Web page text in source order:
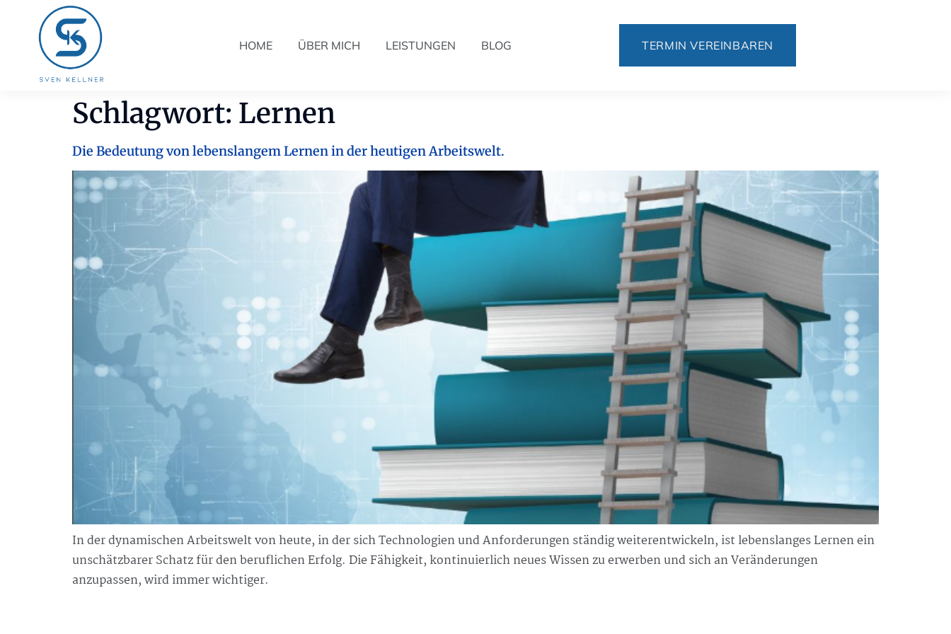
HOME ÜBER MICH LEISTUNGEN BLOG TERMIN VEREINBAREN
Schlagwort: Lernen
Die Bedeutung von lebenslangem Lernen in der heutigen Arbeitswelt.
In der dynamischen Arbeitswelt von heute, in der sich Technologien und Anforderungen ständig weiterentwickeln, ist lebenslanges Lernen ein
unschätzbarer Schatz für den beruflichen Erfolg. Die Fähigkeit, kontinuierlich neues Wissen zu erwerben und sich an Veränderungen
anzupassen, wird immer wichtiger.